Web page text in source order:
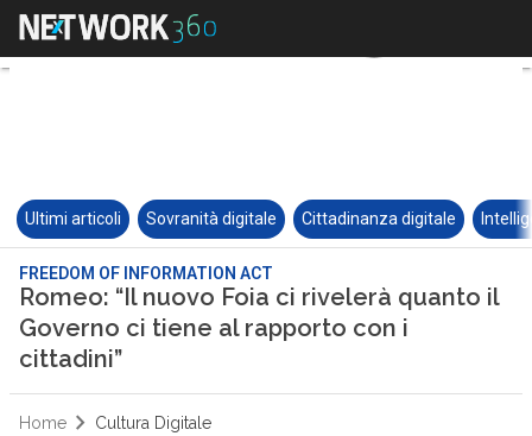
Ultimi articoli Sovranità digitale Cittadinanza digitale
FREEDOM OF INFORMATION ACT
Romeo: “Il nuovo Foia ci rivelerà quanto il
Governo ci tiene al rapporto con i
cittadini”
Home Cultura Digitale